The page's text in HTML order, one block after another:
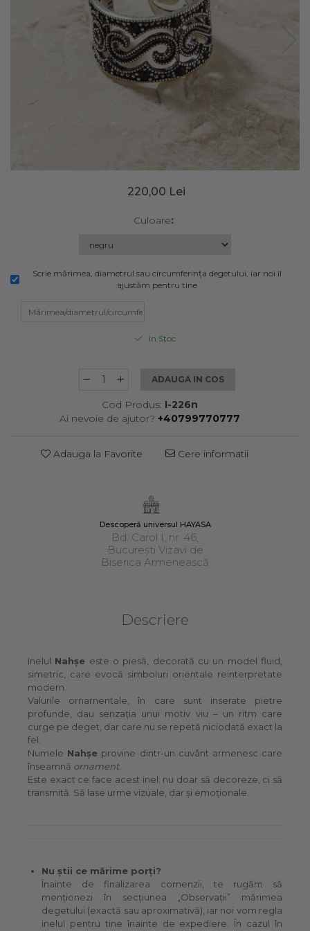
220,00 Lei
Culoare:
Scrie mărimea, diametrul sau circumferința degetului, iar noi îl
ajustăm pentru tine
In Stoc
ADAUGA IN COS
Cod Produs: I-226n
Ai nevoie de ajutor? +40799770777
Adauga la Favorite Cere informatii
Descoperă universul HAYASA
Bd. Carol I, nr. 46,
București Vizavi de
Biserica Armenească
Descriere
Inelul Nahșe este o piesă, decorată cu un model fluid,
simetric, care evocă simboluri orientale reinterpretate
modern.
Valurile ornamentale, în care sunt inserate pietre
profunde, dau senzația unui motiv viu – un ritm care
curge pe deget, dar care nu se repetă niciodată exact la
fel.
Numele Nahșe provine dintr-un cuvânt armenesc care
înseamnă ornament.
Este exact ce face acest inel: nu doar să decoreze, ci să
transmită. Să lase urme vizuale, dar și emoționale.
Nu știi ce mărime porți?
Înainte de finalizarea comenzii, te rugăm să
menționezi în secțiunea „Observații” mărimea
degetului (exactă sau aproximativă), iar noi vom regla
inelul pentru tine înainte de expediere. În cazul în